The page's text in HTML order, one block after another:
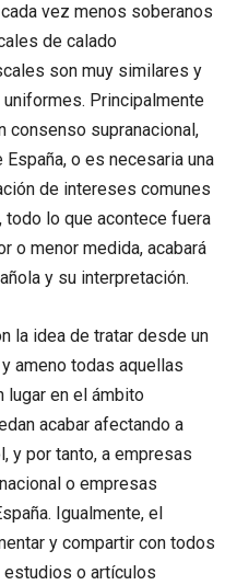
vez menos soberanos
de calado
son muy similares y
Principalmente
consenso supranacional,
o es necesaria una
de intereses comunes
todo lo que acontece fuera
o menor medida, acabará
y su interpretación.
la idea de tratar desde un
ameno todas aquellas
lugar en el ámbito
acabar afectando a
y por tanto, a empresas
o empresas
Igualmente, el
y compartir con todos
o artículos